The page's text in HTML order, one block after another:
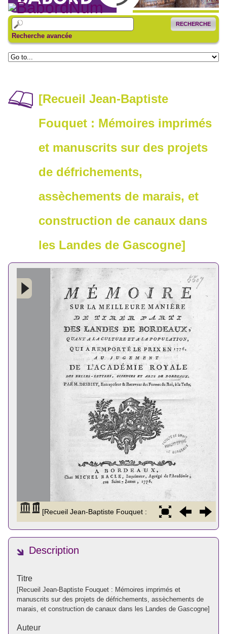
RECHERCHE
Recherche avancée
[Recueil Jean-Baptiste
Fouquet : Mémoires imprimés
et manuscrits sur des projets
de défrichements,
assèchements de marais, et
construction de canaux dans
les Landes de Gascogne]
Description
Titre
[Recueil Jean-Baptiste Fouquet : Mémoires imprimés et
manuscrits sur des projets de défrichements, assèchements de
marais, et construction de canaux dans les Landes de Gascogne]
Auteur